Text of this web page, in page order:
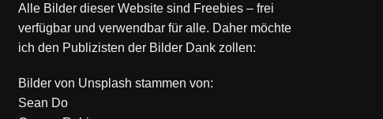
Alle Bilder dieser Website sind Freebies – frei
verfügbar und verwendbar für alle. Daher möchte
ich den Publizisten der Bilder Dank zollen:
Bilder von Unsplash stammen von:
Sean Do